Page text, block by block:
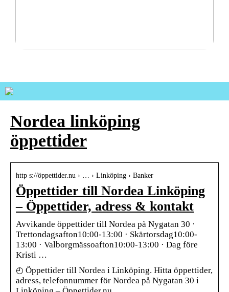
Nordea linköping
öppettider
http s://öppettider.nu › … › Linköping › Banker
Öppettider till Nordea Linköping
– Öppettider, adress & kontakt
Avvikande öppettider till Nordea på Nygatan 30 ·
Trettondagsafton10:00-13:00 · Skärtorsdag10:00-
13:00 · Valborgmässoafton10:00-13:00 · Dag före
Kristi …
◴ Öppettider till Nordea i Linköping. Hitta öppettider,
adress, telefonnummer för Nordea på Nygatan 30 i